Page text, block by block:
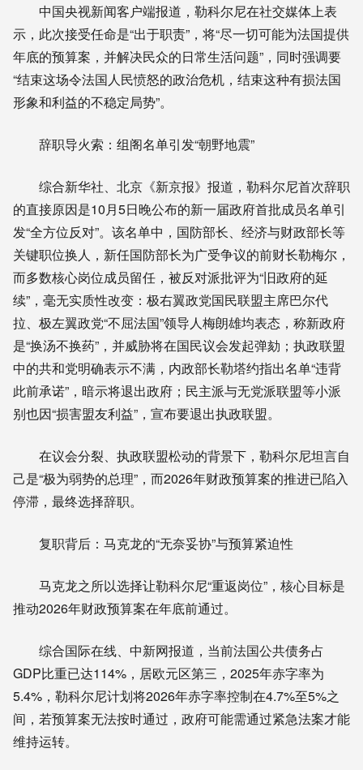
中国央视新闻客户端报道，勒科尔尼在社交媒体上表
示，此次接受任命是“出于职责”，将“尽一切可能为法国提供
年底的预算案，并解决民众的日常生活问题”，同时强调要
“结束这场令法国人民愤怒的政治危机，结束这种有损法国
形象和利益的不稳定局势”。
辞职导火索：组阁名单引发“朝野地震”
综合新华社、北京《新京报》报道，勒科尔尼首次辞职
的直接原因是10月5日晚公布的新一届政府首批成员名单引
发“全方位反对”。该名单中，国防部长、经济与财政部长等
关键职位换人，新任国防部长为广受争议的前财长勒梅尔，
而多数核心岗位成员留任，被反对派批评为“旧政府的延
续”，毫无实质性改变： 极右翼政党国民联盟主席巴尔代
拉、极左翼政党“不屈法国”领导人梅朗雄均表态，称新政府
是“换汤不换药”，并威胁将在国民议会发起弹劾； 执政联盟
中的共和党明确表示不满，内政部长勒塔约指出名单“违背
此前承诺”，暗示将退出政府；民主派与无党派联盟等小派
别也因“损害盟友利益”，宣布要退出执政联盟。
在议会分裂、执政联盟松动的背景下，勒科尔尼坦言自
己是“极为弱势的总理”，而2026年财政预算案的推进已陷入
停滞，最终选择辞职。
复职背后：马克龙的“无奈妥协”与预算紧迫性
马克龙之所以选择让勒科尔尼“重返岗位”，核心目标是
推动2026年财政预算案在年底前通过。
综合国际在线、中新网报道，当前法国公共债务占
GDP比重已达114%，居欧元区第三，2025年赤字率为
5.4%，勒科尔尼计划将2026年赤字率控制在4.7%至5%之
间，若预算案无法按时通过，政府可能需通过紧急法案才能
维持运转。